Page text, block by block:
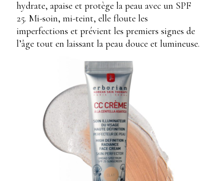
hydrate, apaise et protège la peau avec un SPF
25. Mi-soin, mi-teint, elle floute les
imperfections et prévient les premiers signes de
l’âge tout en laissant la peau douce et lumineuse.